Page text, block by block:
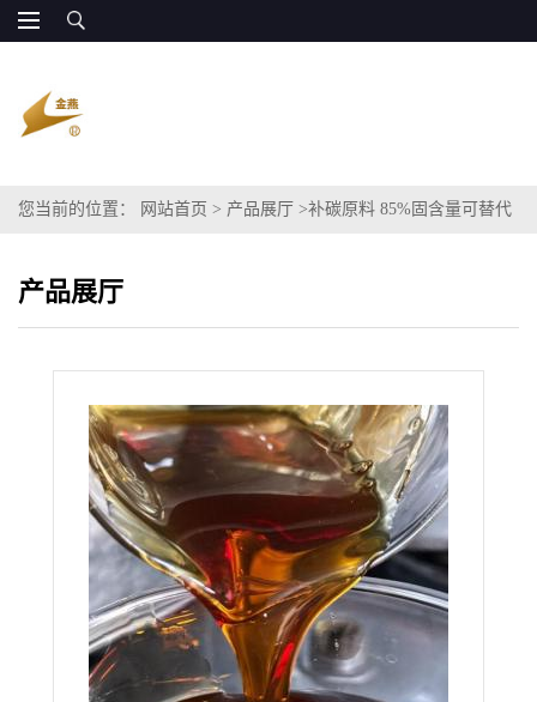
您当前的位置： 网站首页 > 产品展厅 >补碳原料 85%固含量可替代
产品展厅